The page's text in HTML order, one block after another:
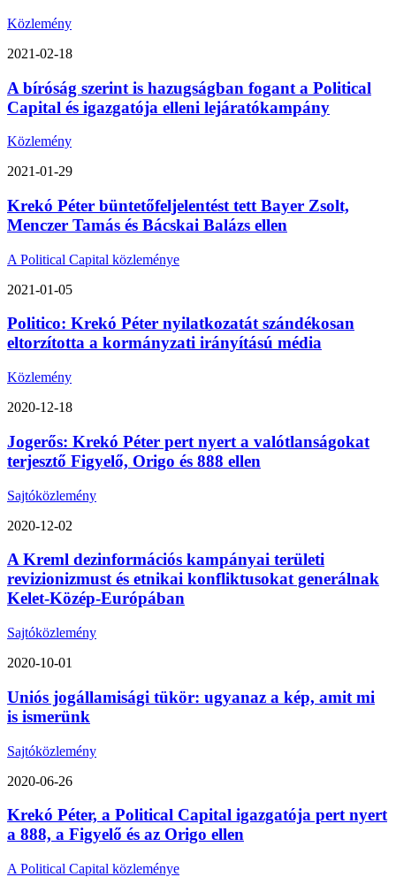
Közlemény
2021-02-18
A bíróság szerint is hazugságban fogant a Political
Capital és igazgatója elleni lejáratókampány
Közlemény
2021-01-29
Krekó Péter büntetőfeljelentést tett Bayer Zsolt,
Menczer Tamás és Bácskai Balázs ellen
A Political Capital közleménye
2021-01-05
Politico: Krekó Péter nyilatkozatát szándékosan
eltorzította a kormányzati irányítású média
Közlemény
2020-12-18
Jogerős: Krekó Péter pert nyert a valótlanságokat
terjesztő Figyelő, Origo és 888 ellen
Sajtóközlemény
2020-12-02
A Kreml dezinformációs kampányai területi
revizionizmust és etnikai konfliktusokat generálnak
Kelet-Közép-Európában
Sajtóközlemény
2020-10-01
Uniós jogállamisági tükör: ugyanaz a kép, amit mi
is ismerünk
Sajtóközlemény
2020-06-26
Krekó Péter, a Political Capital igazgatója pert nyert
a 888, a Figyelő és az Origo ellen
A Political Capital közleménye